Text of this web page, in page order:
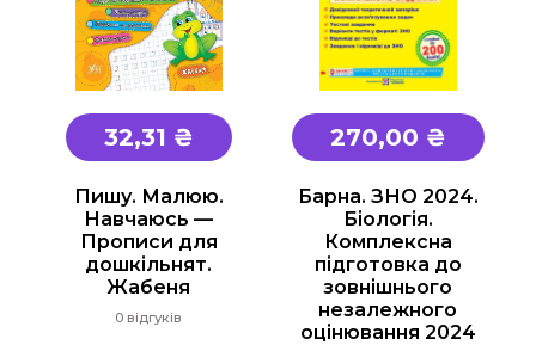
32,31 ₴
Пишу. Малюю.
Навчаюсь —
Прописи для
дошкільнят.
Жабеня
0 відгуків
270,00 ₴
Барна. ЗНО 2024.
Біологія.
Комплексна
підготовка до
зовнішнього
незалежного
оцінювання 2024